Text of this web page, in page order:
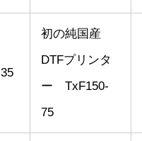
35
初の純国産
DTFプリンタ
ー TxF150-
75